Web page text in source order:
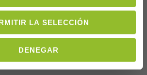
LA SELECCIÓN
DENEGAR